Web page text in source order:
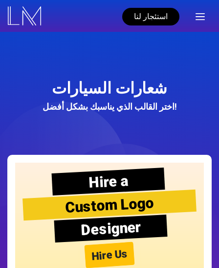
استئجار لنا
شعارات السيارات
اختر القالب الذي يناسبك بشكل أفضل!
Hire a
Custom Logo
Designer
Hire Us